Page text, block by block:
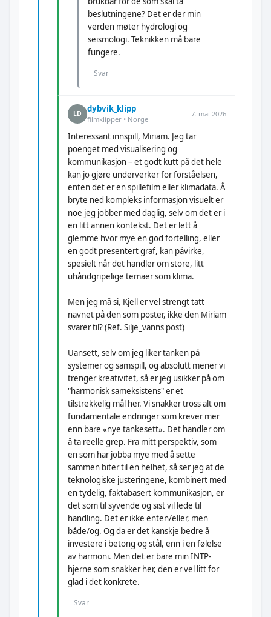
beslutningene? Det er der min
verden møter hydrologi og
seismologi. Teknikken må bare
fungere.
Svar
LD dybvik_klipp
filmklipper • Norge
7. mai 2026
Interessant innspill, Miriam. Jeg tar
poenget med visualisering og
kommunikasjon – et godt kutt på det hele
kan jo gjøre underverker for forståelsen,
enten det er en spillefilm eller klimadata. Å
bryte ned kompleks informasjon visuelt er
noe jeg jobber med daglig, selv om det er i
en litt annen kontekst. Det er lett å
glemme hvor mye en god fortelling, eller
en godt presentert graf, kan påvirke,
spesielt når det handler om store, litt
uhåndgripelige temaer som klima.
Men jeg må si, Kjell er vel strengt tatt
navnet på den som poster, ikke den Miriam
svarer til? (Ref. Silje_vanns post)
Uansett, selv om jeg liker tanken på
systemer og samspill, og absolutt mener vi
trenger kreativitet, så er jeg usikker på om
"harmonisk sameksistens" er et
tilstrekkelig mål her. Vi snakker tross alt om
fundamentale endringer som krever mer
enn bare «nye tankesett». Det handler om
å ta reelle grep. Fra mitt perspektiv, som
en som har jobba mye med å sette
sammen biter til en helhet, så ser jeg at de
teknologiske justeringene, kombinert med
en tydelig, faktabasert kommunikasjon, er
det som til syvende og sist vil lede til
handling. Det er ikke enten/eller, men
både/og. Og da er det kanskje bedre å
investere i betong og stål, enn i en følelse
av harmoni. Men det er bare min INTP-
hjerne som snakker her, den er vel litt for
glad i det konkrete.
Svar